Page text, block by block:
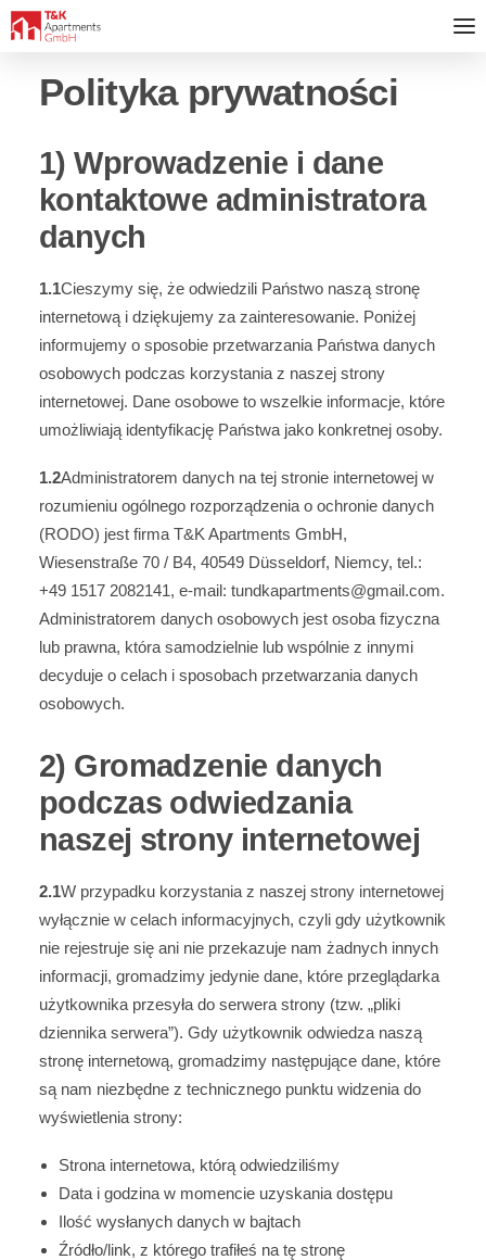
Polityka prywatności
1) Wprowadzenie i dane
kontaktowe administratora
danych
1.1Cieszymy się, że odwiedzili Państwo naszą stronę
internetową i dziękujemy za zainteresowanie. Poniżej
informujemy o sposobie przetwarzania Państwa danych
osobowych podczas korzystania z naszej strony
internetowej. Dane osobowe to wszelkie informacje, które
umożliwiają identyfikację Państwa jako konkretnej osoby.
1.2Administratorem danych na tej stronie internetowej w
rozumieniu ogólnego rozporządzenia o ochronie danych
(RODO) jest firma T&K Apartments GmbH,
Wiesenstraße 70 / B4, 40549 Düsseldorf, Niemcy, tel.:
+49 1517 2082141, e-mail: tundkapartments@gmail.com.
Administratorem danych osobowych jest osoba fizyczna
lub prawna, która samodzielnie lub wspólnie z innymi
decyduje o celach i sposobach przetwarzania danych
osobowych.
2) Gromadzenie danych
podczas odwiedzania
naszej strony internetowej
2.1W przypadku korzystania z naszej strony internetowej
wyłącznie w celach informacyjnych, czyli gdy użytkownik
nie rejestruje się ani nie przekazuje nam żadnych innych
informacji, gromadzimy jedynie dane, które przeglądarka
użytkownika przesyła do serwera strony (tzw. „pliki
dziennika serwera”). Gdy użytkownik odwiedza naszą
stronę internetową, gromadzimy następujące dane, które
są nam niezbędne z technicznego punktu widzenia do
wyświetlenia strony:
Strona internetowa, którą odwiedziliśmy
Data i godzina w momencie uzyskania dostępu
Ilość wysłanych danych w bajtach
Źródło/link, z którego trafiłeś na tę stronę